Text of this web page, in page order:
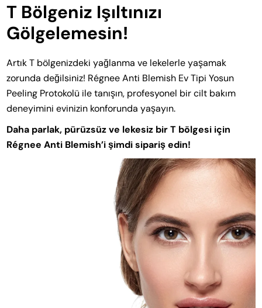
T Bölgeniz Işıltınızı
Gölgelemesin!
Artık T bölgenizdeki yağlanma ve lekelerle yaşamak
zorunda değilsiniz! Régnee Anti Blemish Ev Tipi Yosun
Peeling Protokolü ile tanışın, profesyonel bir cilt bakım
deneyimini evinizin konforunda yaşayın.
Daha parlak, pürüzsüz ve lekesiz bir T bölgesi için
Régnee Anti Blemish’i şimdi sipariş edin!